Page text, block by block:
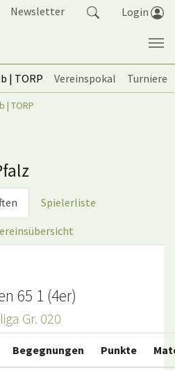
Newsletter Login
| TORP Vereinspokal
Turniere
| TORP
Spielerliste
65 1 (4er)
Gr. 020
Begegnungen Punkte